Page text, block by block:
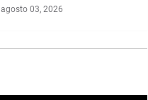
agosto 03, 2026